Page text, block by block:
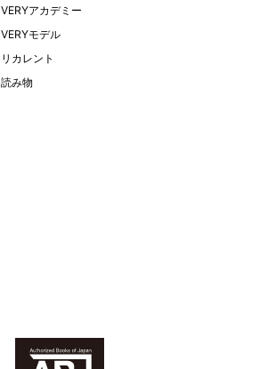
VERYアカデミー
VERYモデル
リカレント
読み物